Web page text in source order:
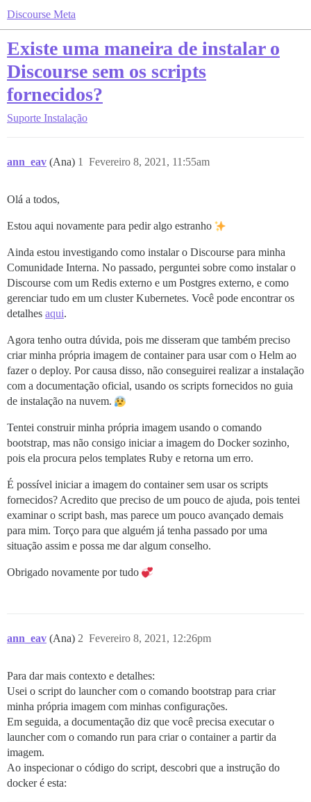
Discourse Meta
Existe uma maneira de instalar o
Discourse sem os scripts
fornecidos?
Suporte Instalação
ann_eav (Ana) Fevereiro 8, 2021, 11:55am
1
Olá a todos,
Estou aqui novamente para pedir algo estranho
Ainda estou investigando como instalar o Discourse para minha
Comunidade Interna. No passado, perguntei sobre como instalar o
Discourse com um Redis externo e um Postgres externo, e como
gerenciar tudo em um cluster Kubernetes. Você pode encontrar os
detalhes aqui.
Agora tenho outra dúvida, pois me disseram que também preciso
criar minha própria imagem de container para usar com o Helm ao
fazer o deploy. Por causa disso, não conseguirei realizar a instalação
com a documentação oficial, usando os scripts fornecidos no guia
de instalação na nuvem.
Tentei construir minha própria imagem usando o comando
bootstrap, mas não consigo iniciar a imagem do Docker sozinho,
pois ela procura pelos templates Ruby e retorna um erro.
É possível iniciar a imagem do container sem usar os scripts
fornecidos? Acredito que preciso de um pouco de ajuda, pois tentei
examinar o script bash, mas parece um pouco avançado demais
para mim. Torço para que alguém já tenha passado por uma
situação assim e possa me dar algum conselho.
Obrigado novamente por tudo
ann_eav (Ana) Fevereiro 8, 2021, 12:26pm
2
Para dar mais contexto e detalhes:
Usei o script do launcher com o comando bootstrap para criar
minha própria imagem com minhas configurações.
Em seguida, a documentação diz que você precisa executar o
launcher com o comando run para criar o container a partir da
imagem.
Ao inspecionar o código do script, descobri que a instrução do
docker é esta: